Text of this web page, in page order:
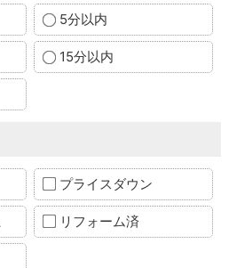
5分以内
15分以内
プライスダウン
リフォーム済